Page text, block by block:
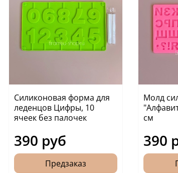
Силиконовая форма для
леденцов Цифры, 10
ячеек без палочек
390 руб
Предзаказ
Молд
см
390